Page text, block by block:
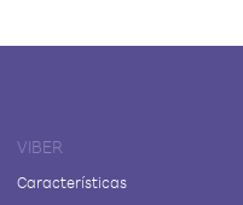
VIBER
Características